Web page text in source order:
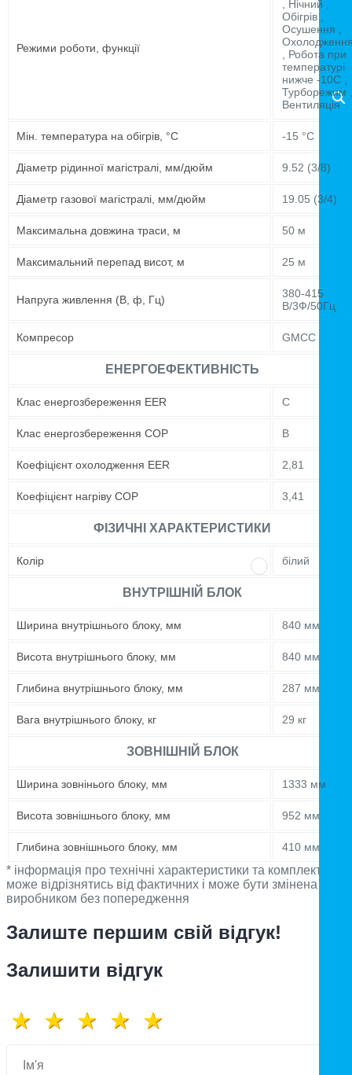
Режими роботи, функції
, Нічний ,
Обігрів ,
Осушення ,
, Робота при
температурі
нижче -10C ,
Турборежим ,
Вентиляція
Мін. температура на обігрів, °C -15 °C
Діаметр рідинної магістралі, мм/дюйм 9.52 (3/8)
Діаметр газової магістралі, мм/дюйм 19.05 (3/4)
Максимальна довжина траси, м 50 м
Максимальний перепад висот, м 25 м
Напруга живлення (В, ф, Гц)
380-415
В/3Ф/50Гц
Компресор GMCC
ЕНЕРГОЕФЕКТИВНІСТЬ
Клас енергозбереження EER C
Клас енергозбереження COP B
Коефіцієнт охолодження EER 2,81
Коефіцієнт нагріву COP 3,41
ФІЗИЧНІ ХАРАКТЕРИСТИКИ
Колір білий
ВНУТРІШНІЙ БЛОК
Ширина внутрішнього блоку, мм 840 мм
Висота внутрішнього блоку, мм 840 мм
Глибина внутрішнього блоку, мм 287 мм
Вага внутрішнього блоку, кг 29 кг
ЗОВНІШНІЙ БЛОК
Ширина зовнінього блоку, мм 1333 мм
Висота зовнішнього блоку, мм 952 мм
Глибина зовнішнього блоку, мм 410 мм
* інформація про технічні характеристики та комплектацію
може відрізнятись від фактичних і може бути змінена
виробником без попередження
Залиште першим свій відгук!
Залишити відгук